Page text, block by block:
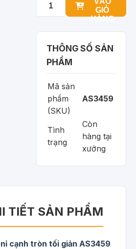
GIỎ
HÀNG
THÔNG SỐ SẢN
PHẨM
Mã sản
phẩm
(SKU)
AS3459
Tình
trạng
Còn
hàng tại
xưởng
TIẾT SẢN PHẨM
cạnh tròn tối giản AS3459